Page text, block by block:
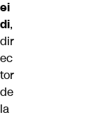
ei
di,
dir
ec
tor
de
la